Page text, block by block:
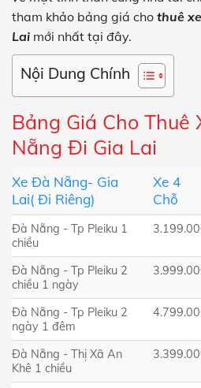
tham khảo bảng giá cho thuê
Lai mới nhất tại đây.
Nội Dung Chính
Bảng Giá Cho Thuê
Nẵng Đi Gia Lai
Xe Đà Nẵng- Gia
Lai( Đi Riêng)
Xe 4
Chỗ
Đà Nẵng - Tp Pleiku 1
chiều
Đà Nẵng - Tp Pleiku 2
chiều 1 ngày
Đà Nẵng - Tp Pleiku 2
ngày 1 đêm
Đà Nẵng - Thị Xã An
Khê 1 chiều